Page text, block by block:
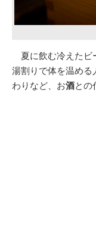
夏に飲む冷えたビ
湯割りで体を温める
わりなど、お酒との